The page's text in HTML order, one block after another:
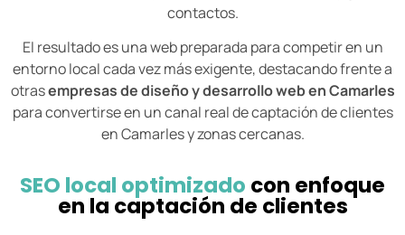
contactos.
El resultado es una web preparada para competir en un
entorno local cada vez más exigente, destacando frente a
otrasempresas de diseño y desarrollo web en Camarles
para convertirse en un canal real de captación de clientes
en Camarles y zonas cercanas.
SEO local optimizado con enfoque
en la captación de clientes